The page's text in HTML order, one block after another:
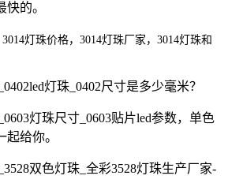
的。
灯珠价格，3014灯珠厂家，3014灯珠和
灯珠_0402尺寸是多少毫米？
灯珠尺寸_0603贴片led参数，单色
给你。
双色灯珠_全彩3528灯珠生产厂家-